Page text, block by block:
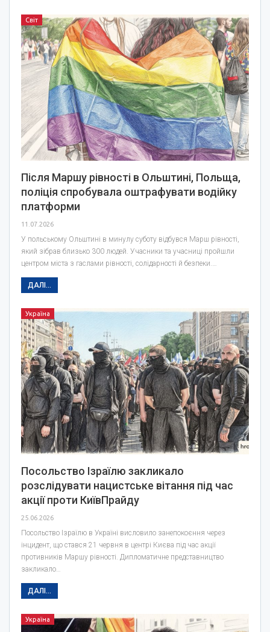
Світ
Після Маршу рівності в Ольштині, Польща,
поліція спробувала оштрафувати водійку
платформи
11.07.2026
У польському Ольштині в минулу суботу відбувся Марш рівності,
який зібрав близько 300 людей. Учасники та учасниці пройшли
центром міста з гаслами рівності, солідарності й безпеки.…
ДАЛІ...
Україна
Посольство Ізраїлю закликало
розслідувати нацистське вітання під час
акції проти КиївПрайду
25.06.2026
Посольство Ізраїлю в Україні висловило занепокоєння через
інцидент, що стався 21 червня в центрі Києва під час акції
противників Маршу рівності. Дипломатичне представництво
закликало…
ДАЛІ...
Україна